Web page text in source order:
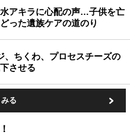
アキラに心配の声…子供を亡
った遺族ケアの道のり
、ちくわ、プロセスチーズの
させる
る